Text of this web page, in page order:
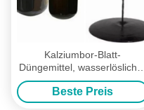
Kalziumbor-Blatt-
Düngemittel, wasserlöslicher
Huminsäure-Flüssigdünger
Beste Preis